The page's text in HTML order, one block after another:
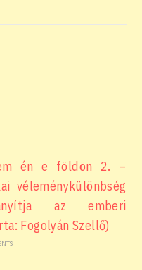
én e földön 2. –
véleménykülönbség
az emberi
Fogolyán Szellő)